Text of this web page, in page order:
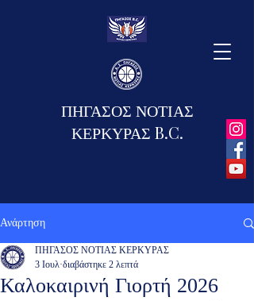
ΠΗΓΑΣΟΣ ΝΟΤΙΑΣ
ΚΕΡΚΥΡΑΣ B.C.
Ανάρτηση
Καλοκαιρινή Γιορτή 2026
ΠΗΓΑΣΟΣ ΝΟΤΙΑΣ ΚΕΡΚΥΡΑΣ
3 Ιουλ διαβάστηκε 2 λεπτά